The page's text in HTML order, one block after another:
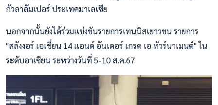
กัวลาลัมเปอร์ ประเทศมาเลเซีย
นอกจากนั้นยังได้ร่วมแข่งขันรายการเทนนิสเยาวชน รายการ
"สลังงอร์ เอเชี่ยน 14 แอนด์ อันเดอร์ เกรด เอ ทัวร์นาเมนต์" ใน
ระดับอาเซียน ระหว่างวันที่ 5-10 ส.ค.67